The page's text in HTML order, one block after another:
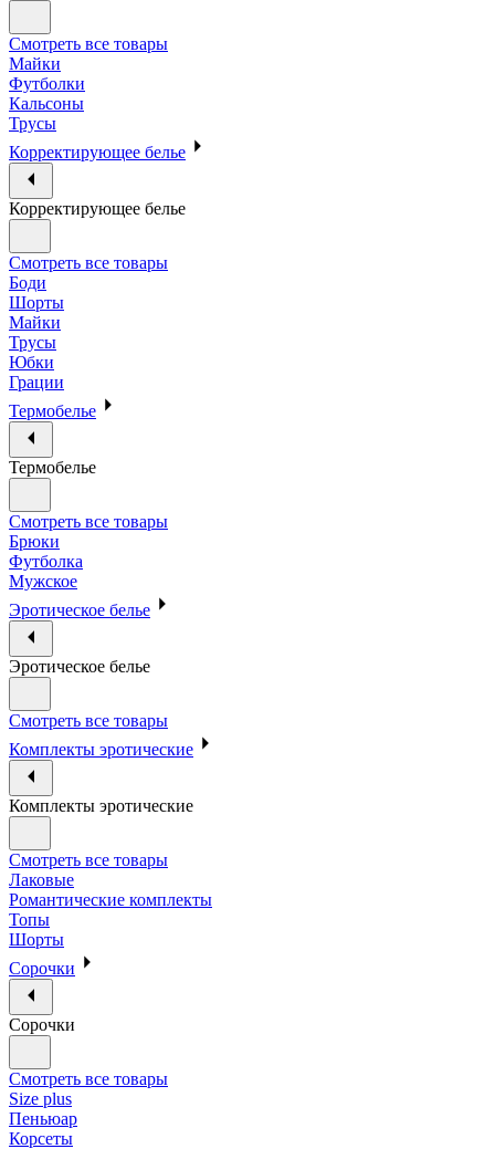
Смотреть все товары
Майки
Футболки
Кальсоны
Трусы
Корректирующее белье
Корректирующее белье
Смотреть все товары
Боди
Шорты
Майки
Трусы
Юбки
Грации
Термобелье
Термобелье
Смотреть все товары
Брюки
Футболка
Мужское
Эротическое белье
Эротическое белье
Смотреть все товары
Комплекты эротические
Комплекты эротические
Смотреть все товары
Лаковые
Романтические комплекты
Топы
Шорты
Сорочки
Сорочки
Смотреть все товары
Size plus
Пеньюар
Корсеты